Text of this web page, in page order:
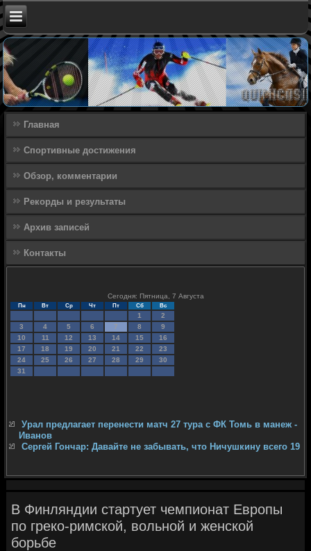
Главная
Спортивные достижения
Обзор, комментарии
Рекорды и результаты
Архив записей
Контакты
Сегодня: Пятница, 7 Августа
Пн Вт Ср Чт Пт Сб Вс
1
2
3
4 5 6 7 8
9
10
11 12 13 14 15
16
17
18 19 20 21 22
23
24
25 26 27 28 29
30
31
Урал предлагает перенести матч 27 тура с ФК Томь в манеж -
Иванов
Сергей Гончар: Давайте не забывать, что Ничушкину всего 19
В Финляндии стартует чемпионат Европы
по греко-римской, вольной и женской
борьбе